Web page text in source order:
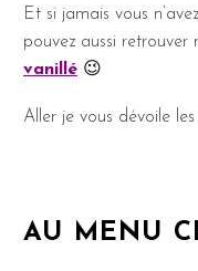
Et si jamais vous
pouvez aussi retrouver
vanillé 😉
Aller je vous dévoile
AU MENU